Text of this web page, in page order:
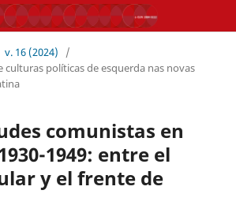
v. 16 (2024)
/
políticas de esquerda nas novas
comunistas en
1949: entre el
y el frente de